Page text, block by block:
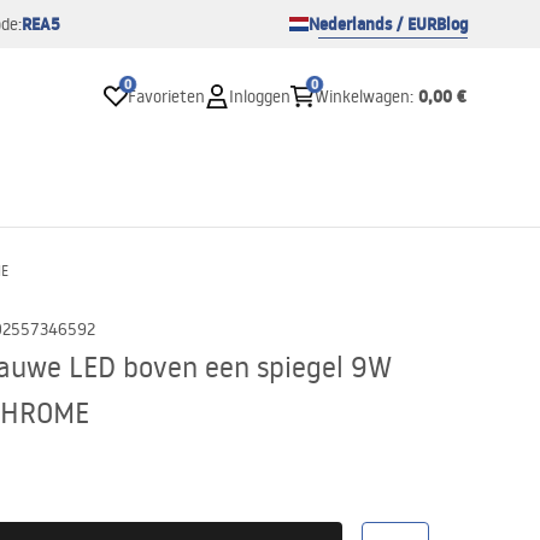
REA5 Nederlands / EURBlog
0
Favorieten Inloggen
0
Winkelwagen: 0,00 €
LED boven een spiegel 9W